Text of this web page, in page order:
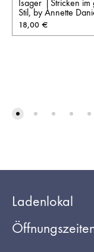
Isager │Stricken im
Stil, by Annette
18,00 €
Ladenlokal